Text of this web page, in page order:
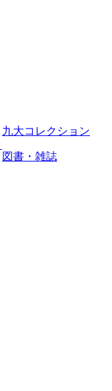
九大コレクション
図書・雑誌